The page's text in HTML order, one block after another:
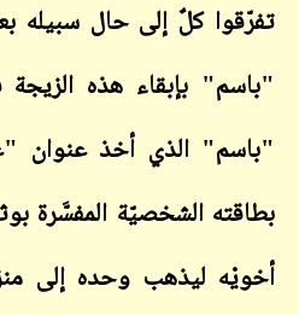
تفرّقوا كلٌ إلى حال سبيله
"باسم" بإبقاء هذه
"باسم" الذي أخذ عنوان
بطاقته الشخصيّة المفسَّرة
أخويْه ليذهب وحده إلى